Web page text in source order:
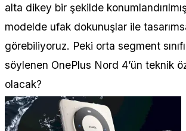
alta dikey bir şekilde
modelde ufak dokunuşlar ile
görebiliyoruz. Peki orta segment
söylenen OnePlus Nord 4’ün teknik
olacak?